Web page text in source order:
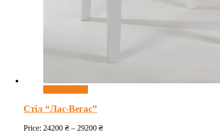
Стіл “Лас-Вегас”
Price: 24200 ₴ – 29200 ₴